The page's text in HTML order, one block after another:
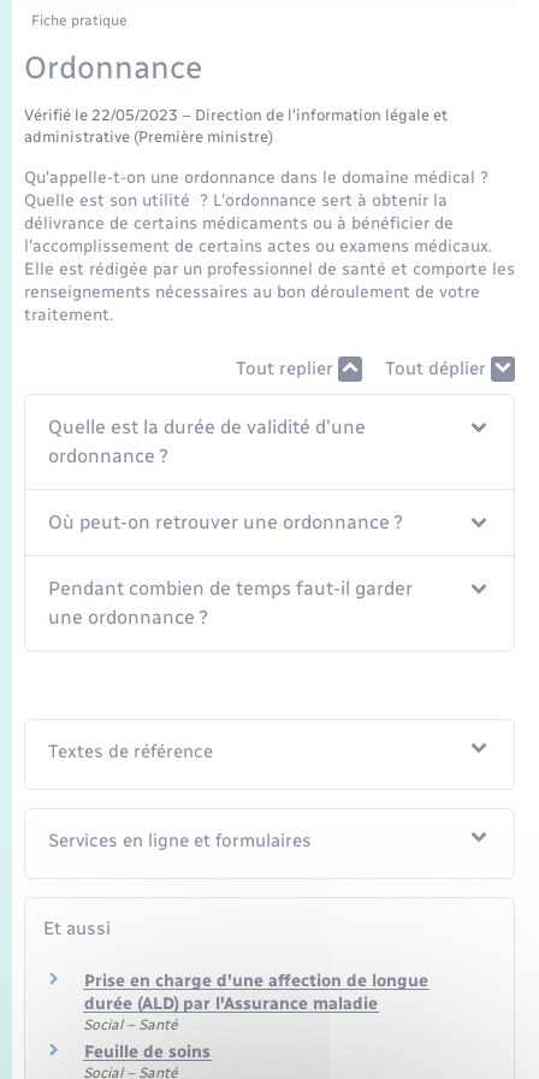
Mariage – PACS
Parrainage civil
Recensement
Fiche pratique
Ordonnance
Vérifié le 22/05/2023 – Direction de l'information légale et
administrative (Première ministre)
Qu'appelle-t-on une ordonnance dans le domaine médical ?
Quelle est son utilité ? L'ordonnance sert à obtenir la
délivrance de certains médicaments ou à bénéficier de
l'accomplissement de certains actes ou examens médicaux.
Elle est rédigée par un professionnel de santé et comporte les
renseignements nécessaires au bon déroulement de votre
traitement.
Tout replier Tout déplier
Quelle est la durée de validité d'une
ordonnance ?
Où peut-on retrouver une ordonnance ?
Pendant combien de temps faut-il garder
une ordonnance ?
Textes de référence
Services en ligne et formulaires
Et aussi
Prise en charge d'une affection de longue
durée (ALD) par l'Assurance maladie
Social – Santé
Feuille de soins
Social – Santé